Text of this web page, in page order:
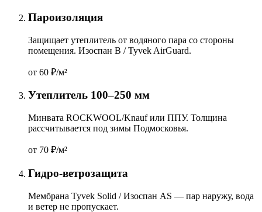
Пароизоляция
Защищает утеплитель от водяного пара со стороны
помещения. Изоспан B / Tyvek AirGuard.
от 60 ₽/м²
Утеплитель 100–250 мм
Минвата ROCKWOOL/Knauf или ППУ. Толщина
рассчитывается под зимы Подмосковья.
от 70 ₽/м²
Гидро-ветрозащита
Мембрана Tyvek Solid / Изоспан AS — пар наружу, вода
и ветер не пропускает.